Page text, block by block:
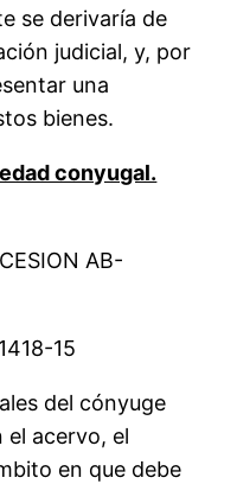
se derivaría de
judicial, y, por
una
bienes.
conyugal.
AB-
15
del cónyuge
el acervo, el
en que debe